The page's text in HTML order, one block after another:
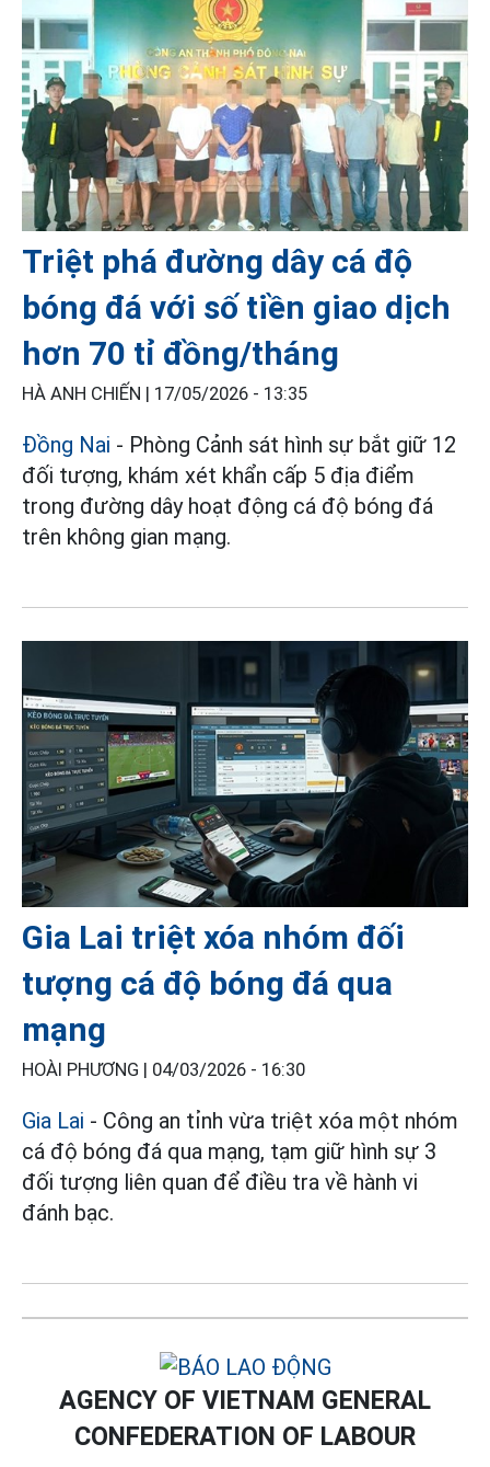
Triệt phá đường dây cá độ
bóng đá với số tiền giao dịch
hơn 70 tỉ đồng/tháng
HÀ ANH CHIẾN | 17/05/2026 - 13:35
Đồng Nai - Phòng Cảnh sát hình sự bắt giữ 12
đối tượng, khám xét khẩn cấp 5 địa điểm
trong đường dây hoạt động cá độ bóng đá
trên không gian mạng.
Gia Lai triệt xóa nhóm đối
tượng cá độ bóng đá qua
mạng
HOÀI PHƯƠNG | 04/03/2026 - 16:30
Gia Lai - Công an tỉnh vừa triệt xóa một nhóm
cá độ bóng đá qua mạng, tạm giữ hình sự 3
đối tượng liên quan để điều tra về hành vi
đánh bạc.
AGENCY OF VIETNAM GENERAL
CONFEDERATION OF LABOUR